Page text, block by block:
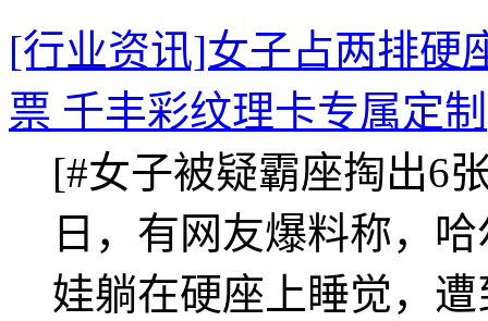
[行业资讯]女子占两排硬
票 千丰彩纹理卡专属定制
[#女子被疑霸座掏出6
日，有网友爆料称，
娃躺在硬座上睡觉，